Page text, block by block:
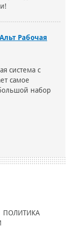
Рабочая
система с
самое
набор
ПОЛИТИКА